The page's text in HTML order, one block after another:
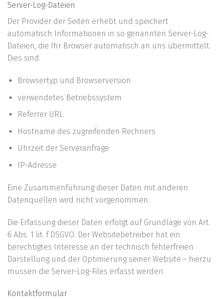
Server-Log-Dateien
Der Provider der Seiten erhebt und speichert
automatisch Informationen in so genannten Server-Log-
Dateien, die Ihr Browser automatisch an uns übermittelt.
Dies sind:
Browsertyp und Browserversion
verwendetes Betriebssystem
Referrer URL
Hostname des zugreifenden Rechners
Uhrzeit der Serveranfrage
IP-Adresse
Eine Zusammenführung dieser Daten mit anderen
Datenquellen wird nicht vorgenommen.
Die Erfassung dieser Daten erfolgt auf Grundlage von Art.
6 Abs. 1 lit. f DSGVO. Der Websitebetreiber hat ein
berechtigtes Interesse an der technisch fehlerfreien
Darstellung und der Optimierung seiner Website – hierzu
müssen die Server-Log-Files erfasst werden.
Kontaktformular